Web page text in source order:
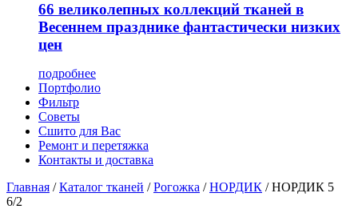
66 великолепных коллекций тканей в
Весеннем празднике фантастически низких
цен
подробнее
Портфолио
Фильтр
Советы
Сшито для Вас
Ремонт и перетяжка
Контакты и доставка
Главная / Каталог тканей / Рогожка / НОРДИК / НОРДИК 5
6/2